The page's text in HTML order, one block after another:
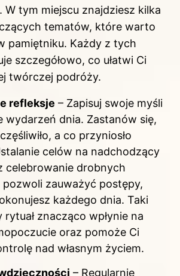
W tym miejscu znajdziesz kilka
tematów, które warto
pamiętniku. Każdy z tych
szczegółowo, co ułatwi Ci
twórczej podróży.
refleksje – Zapisuj swoje myśli
wydarzeń dnia. Zastanów się,
a co przyniosło
celów na nadchodzący
celebrowanie drobnych
pozwoli zauważyć postępy,
każdego dnia. Taki
rytuał znacząco wpłynie na
oraz pomoże Ci
nad własnym życiem.
– Regularnie